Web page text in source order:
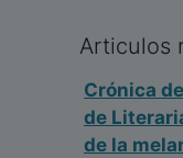
Articulos
Crónica
de
de la